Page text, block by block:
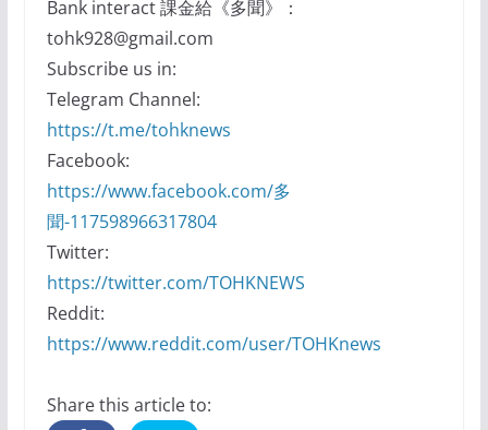
Bank interact 課金給《多聞》：
tohk928@gmail.com
Subscribe us in:
Telegram Channel:
https://t.me/tohknews
Facebook:
https://www.facebook.com/多
聞-117598966317804
Twitter:
https://twitter.com/TOHKNEWS
Reddit:
https://www.reddit.com/user/TOHKnews
Share this article to: